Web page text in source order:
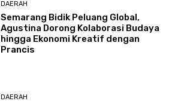
DAERAH
Semarang Bidik Peluang Global,
Agustina Dorong Kolaborasi Budaya
hingga Ekonomi Kreatif dengan
Prancis
DAERAH